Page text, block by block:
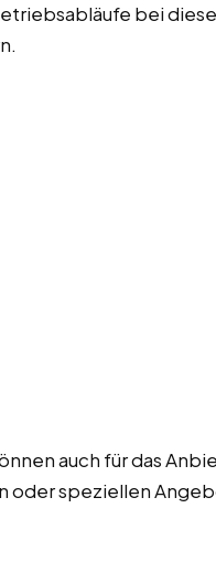
bei
auch für das
oder speziellen